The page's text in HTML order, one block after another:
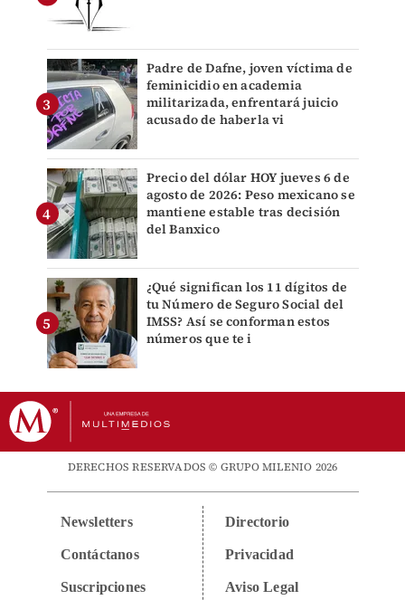
Padre de Dafne, joven víctima de
feminicidio en academia
militarizada, enfrentará juicio
acusado de haberla vi
Precio del dólar HOY jueves 6 de
agosto de 2026: Peso mexicano se
mantiene estable tras decisión
del Banxico
¿Qué significan los 11 dígitos de
tu Número de Seguro Social del
IMSS? Así se conforman estos
números que te i
DERECHOS RESERVADOS © GRUPO MILENIO 2026
Newsletters
Contáctanos
Suscripciones
Directorio
Privacidad
Aviso Legal